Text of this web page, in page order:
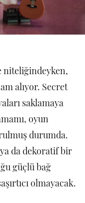
niteliğindeyken,
alıyor. Secret
saklamaya
oyun
durumda.
da dekoratif bir
güçlü bağ
olmayacak.